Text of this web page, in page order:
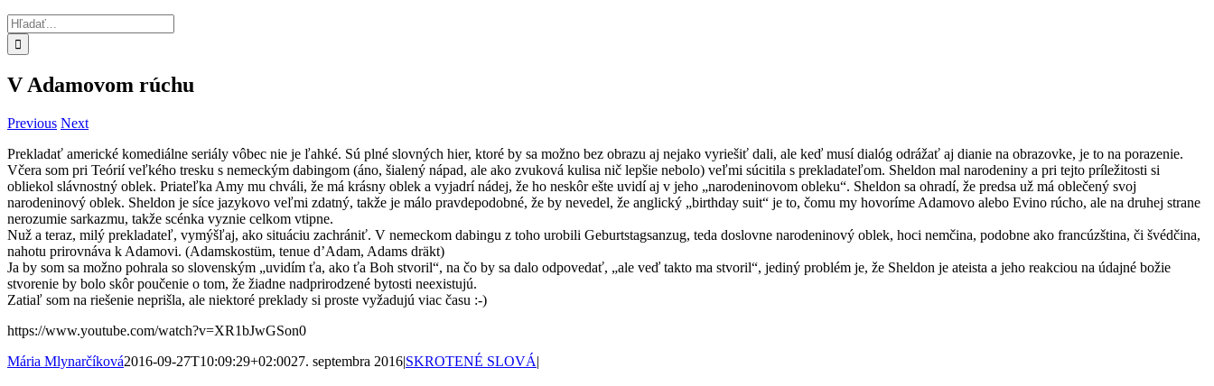
Hľadať:
V Adamovom rúchu
Previous Next
Prekladať americké komediálne seriály vôbec nie je ľahké. Sú plné slovných hier, ktoré by sa možno bez obrazu aj nejako vyriešiť dali, ale keď musí dialóg odrážať aj dianie na obrazovke, je to na porazenie.
Včera som pri Teórií veľkého tresku s nemeckým dabingom (áno, šialený nápad, ale ako zvuková kulisa nič lepšie nebolo) veľmi súcitila s prekladateľom. Sheldon mal narodeniny a pri tejto príležitosti si
obliekol slávnostný oblek. Priateľka Amy mu chváli, že má krásny oblek a vyjadrí nádej, že ho neskôr ešte uvidí aj v jeho „narodeninovom obleku“. Sheldon sa ohradí, že predsa už má oblečený svoj
narodeninový oblek. Sheldon je síce jazykovo veľmi zdatný, takže je málo pravdepodobné, že by nevedel, že anglický „birthday suit“ je to, čomu my hovoríme Adamovo alebo Evino rúcho, ale na druhej strane
nerozumie sarkazmu, takže scénka vyznie celkom vtipne.
Nuž a teraz, milý prekladateľ, vymýšľaj, ako situáciu zachrániť. V nemeckom dabingu z toho urobili Geburtstagsanzug, teda doslovne narodeninový oblek, hoci nemčina, podobne ako francúzština, či švédčina,
nahotu prirovnáva k Adamovi. (Adamskostüm, tenue d’Adam, Adams dräkt)
Ja by som sa možno pohrala so slovenským „uvidím ťa, ako ťa Boh stvoril“, na čo by sa dalo odpovedať, „ale veď takto ma stvoril“, jediný problém je, že Sheldon je ateista a jeho reakciou na údajné božie
stvorenie by bolo skôr poučenie o tom, že žiadne nadprirodzené bytosti neexistujú.
Zatiaľ som na riešenie neprišla, ale niektoré preklady si proste vyžadujú viac času :-)
https://www.youtube.com/watch?v=XR1bJwGSon0
Mária Mlynarčíková2016-09-27T10:09:29+02:0027. septembra 2016|SKROTENÉ SLOVÁ|